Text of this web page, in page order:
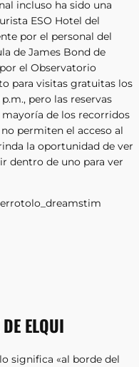
incluso ha sido una
ESO Hotel del
por el personal del
de James Bond de
el Observatorio
para visitas gratuitas los
pero las reservas
de los recorridos
permiten el acceso al
la oportunidad de ver
dentro de uno para ver
ELQUI
significa «al borde del